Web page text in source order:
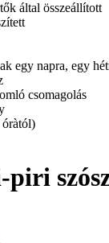
által összeállított
egy napra, egy
csomagolás
óràtól)